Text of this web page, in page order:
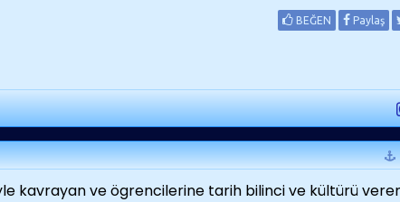
BEĞEN Paylaş
kavrayan ve ögrencilerine tarih bilinci ve kültürü